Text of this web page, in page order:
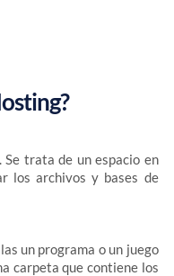
. Se trata de un espacio en
los archivos y bases de
un programa o un juego
carpeta que contiene los